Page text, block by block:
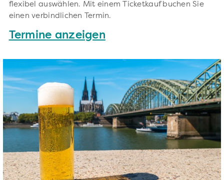
flexibel auswählen. Mit einem Ticketkauf buchen Sie
einen verbindlichen Termin.
Termine anzeigen